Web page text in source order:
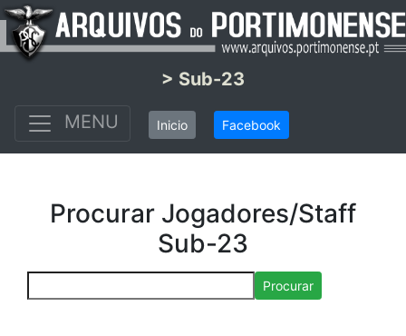
> Sub-23
MENU
Inicio Facebook
Procurar Jogadores/Staff
Sub-23
Procurar